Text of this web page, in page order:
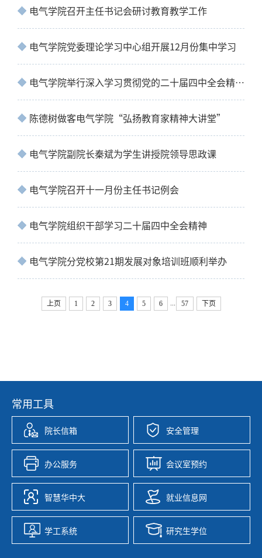
电气学院召开主任书记会研讨教育教学工作
电气学院党委理论学习中心组开展12月份集中学习
电气学院举行深入学习贯彻党的二十届四中全会精神宣讲会
陈德树做客电气学院“弘扬教育家精神大讲堂”
电气学院副院长秦斌为学生讲授院领导思政课
电气学院召开十一月份主任书记例会
电气学院组织干部学习二十届四中全会精神
电气学院分党校第21期发展对象培训班顺利举办
上页 1 2 3 4 5 6 57 下页
常用工具
院长信箱 安全管理
办公服务 会议室预约
智慧华中大 就业信息网
学工系统 研究生学位